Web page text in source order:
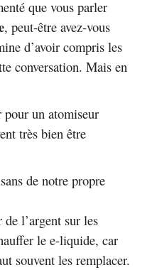
que vous parler
, peut-être avez-vous
d’avoir compris les
conversation. Mais en
un atomiseur
très bien être
de notre propre
l’argent sur les
le e-liquide, car
souvent les remplacer.